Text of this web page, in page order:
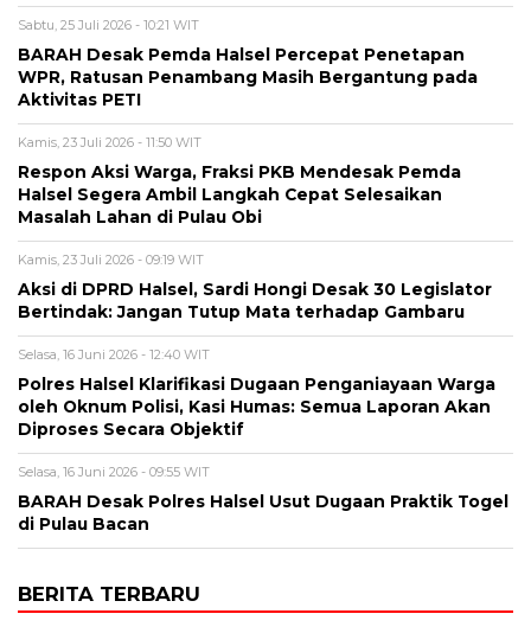
Sabtu, 25 Juli 2026 - 10:21 WIT
BARAH Desak Pemda Halsel Percepat Penetapan
WPR, Ratusan Penambang Masih Bergantung pada
Aktivitas PETI
Kamis, 23 Juli 2026 - 11:50 WIT
Respon Aksi Warga, Fraksi PKB Mendesak Pemda
Halsel Segera Ambil Langkah Cepat Selesaikan
Masalah Lahan di Pulau Obi
Kamis, 23 Juli 2026 - 09:19 WIT
Aksi di DPRD Halsel, Sardi Hongi Desak 30 Legislator
Bertindak: Jangan Tutup Mata terhadap Gambaru
Selasa, 16 Juni 2026 - 12:40 WIT
Polres Halsel Klarifikasi Dugaan Penganiayaan Warga
oleh Oknum Polisi, Kasi Humas: Semua Laporan Akan
Diproses Secara Objektif
Selasa, 16 Juni 2026 - 09:55 WIT
BARAH Desak Polres Halsel Usut Dugaan Praktik Togel
di Pulau Bacan
BERITA TERBARU